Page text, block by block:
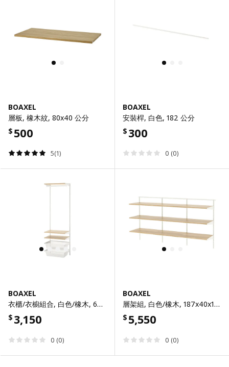
BOAXEL
層板, 橡木紋, 80x40 公分
$ 500
5(1)
BOAXEL
安裝桿, 白色, 182 公分
$ 300
0 (0)
BOAXEL
衣櫃/衣櫥組合, 白色/橡木, 62x40x201 公分
$ 3,150
0 (0)
BOAXEL
層架組, 白色/橡木, 187x40x101 公分
$ 5,550
0 (0)